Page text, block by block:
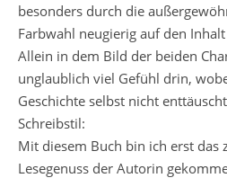
besonders durch die
Farbwahl neugierig auf den
Allein in dem Bild der beiden
unglaublich viel Gefühl drin,
Geschichte selbst nicht
Schreibstil:
Mit diesem Buch bin ich erst das
Lesegenuss der Autorin